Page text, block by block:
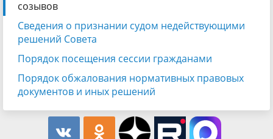
созывов
Сведения о признании судом недействующими
решений Совета
Порядок посещения сессии гражданами
Порядок обжалования нормативных правовых
документов и иных решений